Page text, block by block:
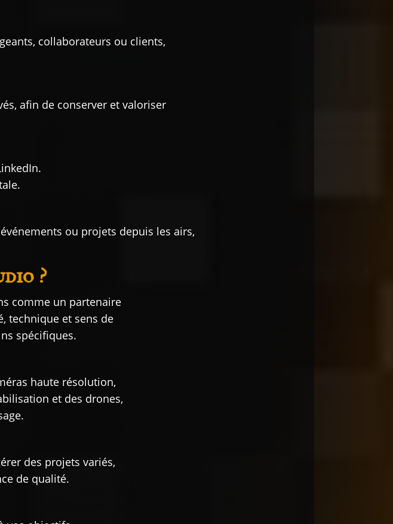
collaborateurs ou clients,
afin de conserver et valoriser
ou projets depuis les airs,
?
comme un partenaire
technique et sens de
spécifiques.
haute résolution,
et des drones,
des projets variés,
de qualité.